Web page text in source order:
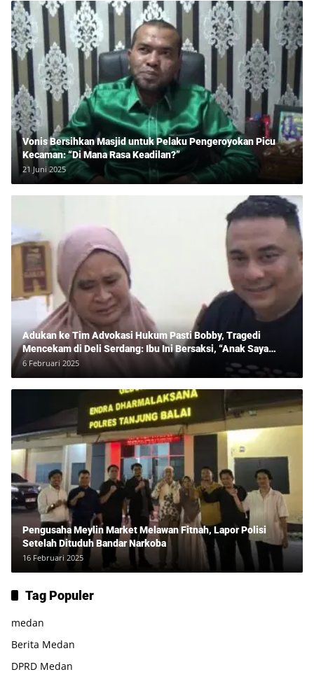
Vonis Bersihkan Masjid untuk Pelaku Pengeroyokan Picu
Kecaman: “Di Mana Rasa Keadilan?”
21 Juni 2025
Adukan ke Tim Advokasi Hukum Pasti Bobby, Tragedi
Mencekam di Deli Serdang: Ibu Ini Bersaksi, “Anak Saya
Ditangkap Tanpa Bukti dan Bukan Bandar Narkoba!”
6 Februari 2025
Pengusaha Meylin Market Melawan Fitnah, Lapor Polisi
Setelah Dituduh Bandar Narkoba
16 Februari 2025
Tag Populer
medan
Berita Medan
DPRD Medan